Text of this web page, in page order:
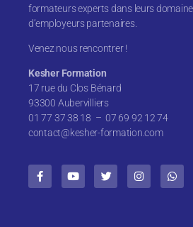
formateurs experts dans leurs
d’employeurs partenaires.
Venez nous rencontrer !
Kesher Formation
17 rue du Clos Bénard
93300 Aubervilliers
01 77 37 38 18 – 07 69 92 12 74
contact@kesher-formation.com